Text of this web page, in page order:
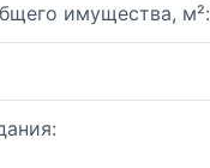
имущества, м²: